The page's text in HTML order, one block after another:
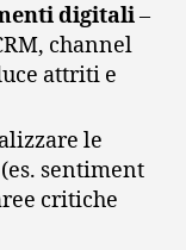
digitali–
channel
attriti e
le
sentiment
critiche